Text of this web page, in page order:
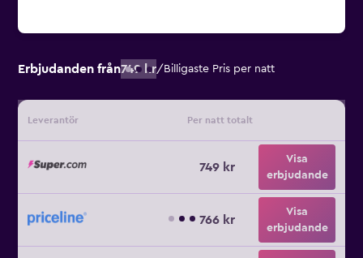
Erbjudanden från749 kr/ Billigaste Pris per natt
Leverantör Per natt totalt
749 kr
Visa
erbjudande
766 kr
Visa
erbjudande